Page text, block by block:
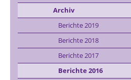
Archiv
Berichte 2019
Berichte 2018
Berichte 2017
Berichte 2016